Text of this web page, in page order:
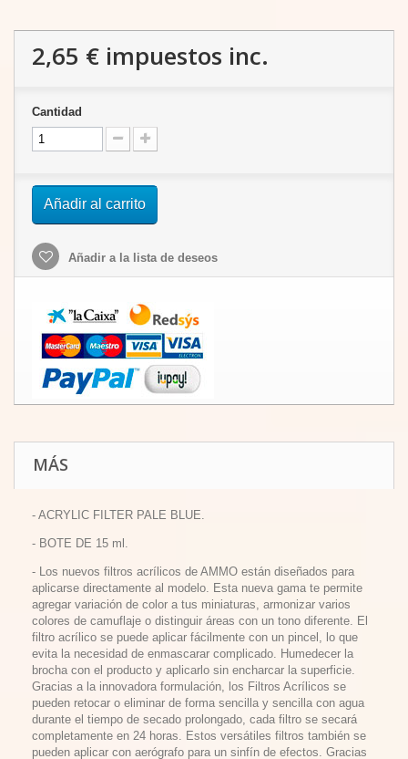
2,65 € impuestos inc.
Cantidad
Añadir al carrito
Añadir a la lista de deseos
MÁS
- ACRYLIC FILTER PALE BLUE.
- BOTE DE 15 ml.
- Los nuevos filtros acrílicos de AMMO están diseñados para
aplicarse directamente al modelo. Esta nueva gama te permite
agregar variación de color a tus miniaturas, armonizar varios
colores de camuflaje o distinguir áreas con un tono diferente. El
filtro acrílico se puede aplicar fácilmente con un pincel, lo que
evita la necesidad de enmascarar complicado. Humedecer la
brocha con el producto y aplicarlo sin encharcar la superficie.
Gracias a la innovadora formulación, los Filtros Acrílicos se
pueden retocar o eliminar de forma sencilla y sencilla con agua
durante el tiempo de secado prolongado, cada filtro se secará
completamente en 24 horas. Estos versátiles filtros también se
pueden aplicar con aerógrafo para un sinfín de efectos. Gracias